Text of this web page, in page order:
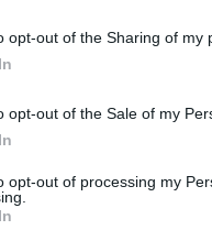
opt-out of the Sharing of my
opt-out of the Sale of my
opt-out of processing my
στην Ελλάδα,
τόσο
άμεσα